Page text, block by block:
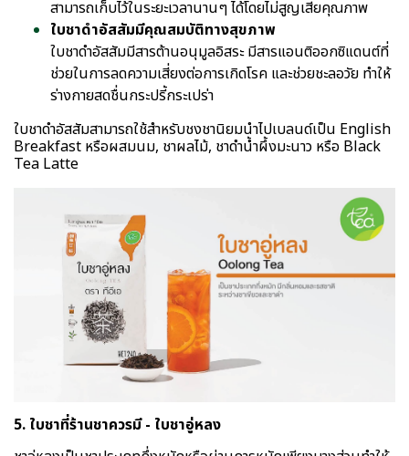
สามารถเก็บไว้ในระยะเวลานานๆ ได้โดยไม่สูญเสียคุณภาพ
ใบชาดำอัสสัมมีคุณสมบัติทางสุขภาพ
ใบชาดำอัสสัมมีสารต้านอนุมูลอิสระ มีสารแอนติออกซิแดนต์ที่
ช่วยในการลดความเสี่ยงต่อการเกิดโรค และช่วยชะลอวัย ทำให้
ร่างกายสดชื่นกระปรี้กระเปร่า
ใบชาดำอัสสัมสามารถใช้สำหรับชงชานิยมนำไปเบลนด์เป็น English
Breakfast หรือผสมนม, ชาผลไม้, ชาดำน้ำผึ้งมะนาว หรือ Black
Tea Latte
5. ใบชาที่ร้านชาควรมี - ใบชาอู่หลง